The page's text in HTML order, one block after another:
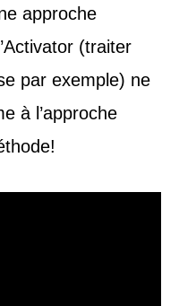
approche
(traiter
par exemple) ne
à l’approche